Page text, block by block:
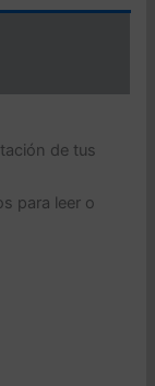
de tus
para leer o